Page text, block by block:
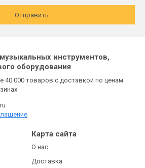
Отправить
инструментов,
оборудования
40 000 товаров с доставкой по ценам
Карта сайта
О нас
Доставка